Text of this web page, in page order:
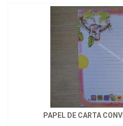
PAPEL DE CARTA